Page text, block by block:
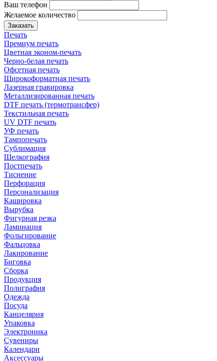
Ваш телефон
Желаемое количество
Заказать
Печать
Премиум печать
Цветная эконом-печать
Черно-белая печать
Офсетная печать
Широкоформатная печать
Лазерная гравировка
Металлизированная печать
DTF печать (термотрансфер)
Текстильная печать
UV DTF печать
УФ печать
Тампопечать
Сублимация
Шелкография
Постпечать
Тиснение
Перфорация
Персонализация
Кашировка
Вырубка
Фигурная резка
Ламинация
Фольгирование
Фальцовка
Лакирование
Биговка
Сборка
Продукция
Полиграфия
Одежда
Посуда
Канцелярия
Упаковка
Электроника
Сувениры
Календари
Аксессуары